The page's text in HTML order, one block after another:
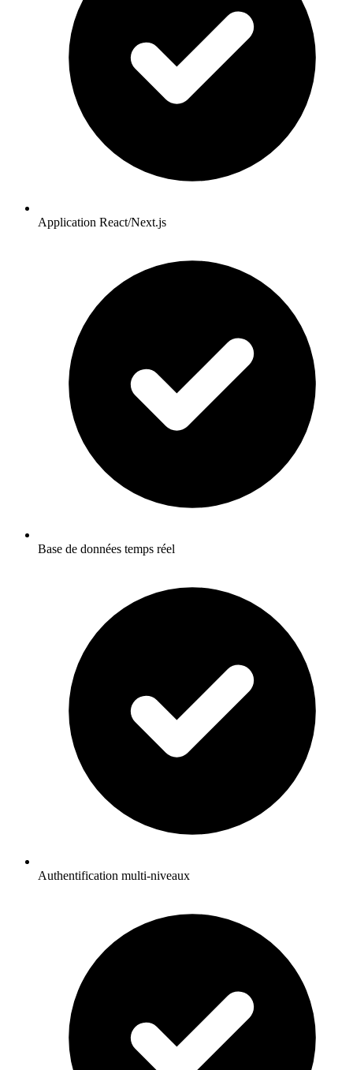
Application React/Next.js
Base de données temps réel
Authentification multi-niveaux